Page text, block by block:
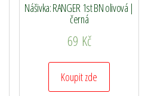
Nášivka: RANGER 1st BN olivová |
černá
69 Kč
Koupit zde